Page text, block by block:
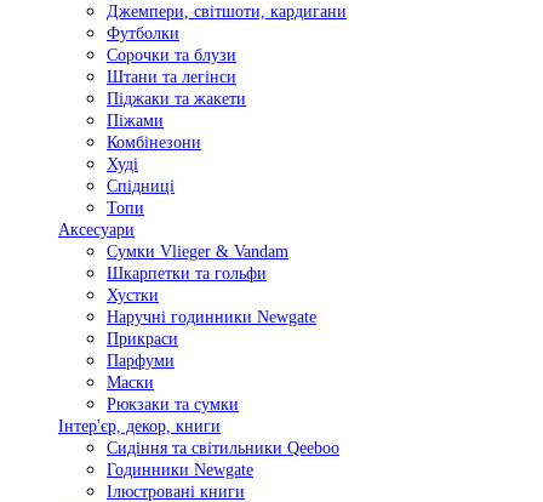
Джемпери, світшоти, кардигани
Футболки
Сорочки та блузи
Штани та легінси
Піджаки та жакети
Піжами
Комбінезони
Худі
Спідниці
Топи
Аксесуари
Сумки Vlieger & Vandam
Шкарпетки та гольфи
Хустки
Наручні годинники Newgate
Прикраси
Парфуми
Маски
Рюкзаки та сумки
Інтер'єр, декор, книги
Сидіння та світильники Qeeboo
Годинники Newgate
Ілюстровані книги